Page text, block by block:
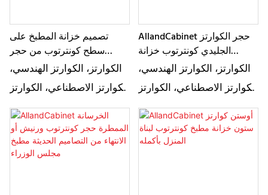
تصميم خزانة المطبخ على
سطح كونترتوب من حجر
الكوارتز الضبابي من
AllandCabinet
الكوارتز، الكوارتز الهندسي،
الكوارتز الاصطناعي، الكوارتز
من صنع الإنسان يصف بشكل
أساسي نفس المنتج، وهو نوع
من الحجر الاصطناعي. إنها
AllandCabinet حجر الكوارتز
الجليدي كونترتوب خزانة
المطبخ الأثاث الحديث
الكوارتز، الكوارتز الهندسي،
الكوارتز الاصطناعي، الكوارتز
من صنع الإنسان يصف بشكل
أساسي نفس المنتج، وهو نوع
من الحجر الاصطناعي. إنها